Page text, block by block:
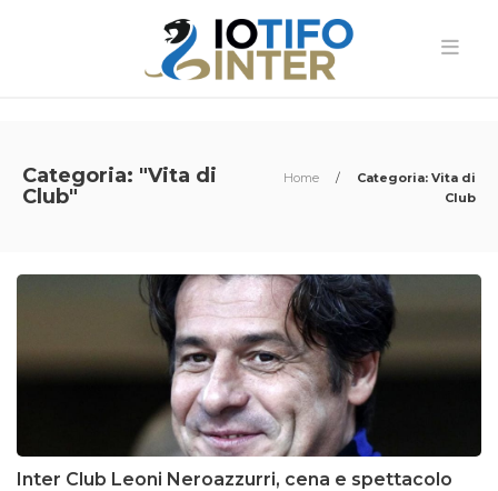
Categoria: "Vita di
Club"
Home /
Categoria: Vita di
Club
Inter Club Leoni Neroazzurri, cena e spettacolo